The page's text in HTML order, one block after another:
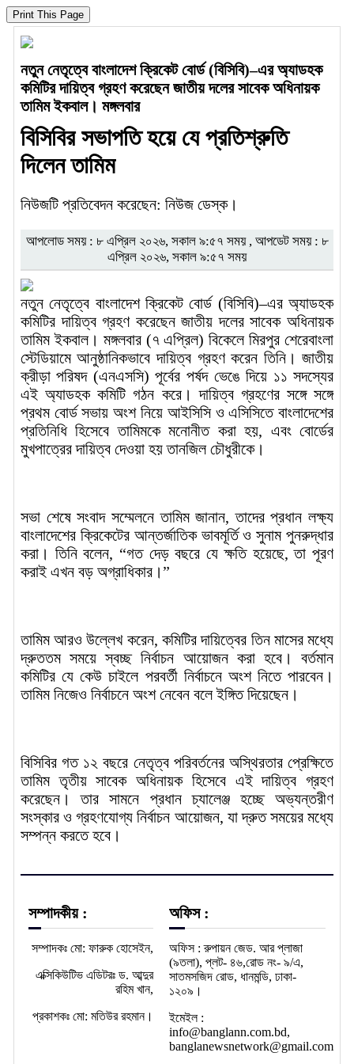
নতুন নেতৃত্বে বাংলাদেশ ক্রিকেট বোর্ড (বিসিবি)–এর অ্যাডহক
কমিটির দায়িত্ব গ্রহণ করেছেন জাতীয় দলের সাবেক অধিনায়ক
তামিম ইকবাল। মঙ্গলবার
বিসিবির সভাপতি হয়ে যে প্রতিশ্রুতি
দিলেন তামিম
নিউজটি প্রতিবেদন করেছেন: নিউজ ডেস্ক।
আপলোড সময় : ৮ এপ্রিল ২০২৬, সকাল ৯:৫৭ সময় , আপডেট সময় : ৮
এপ্রিল ২০২৬, সকাল ৯:৫৭ সময়
নতুন নেতৃত্বে বাংলাদেশ ক্রিকেট বোর্ড (বিসিবি)–এর অ্যাডহক
কমিটির দায়িত্ব গ্রহণ করেছেন জাতীয় দলের সাবেক অধিনায়ক
তামিম ইকবাল। মঙ্গলবার (৭ এপ্রিল) বিকেলে মিরপুর শেরেবাংলা
স্টেডিয়ামে আনুষ্ঠানিকভাবে দায়িত্ব গ্রহণ করেন তিনি। জাতীয়
ক্রীড়া পরিষদ (এনএসসি) পূর্বের পর্ষদ ভেঙে দিয়ে ১১ সদস্যের
এই অ্যাডহক কমিটি গঠন করে। দায়িত্ব গ্রহণের সঙ্গে সঙ্গে
প্রথম বোর্ড সভায় অংশ নিয়ে আইসিসি ও এসিসিতে বাংলাদেশের
প্রতিনিধি হিসেবে তামিমকে মনোনীত করা হয়, এবং বোর্ডের
মুখপাত্রের দায়িত্ব দেওয়া হয় তানজিল চৌধুরীকে।
সভা শেষে সংবাদ সম্মেলনে তামিম জানান, তাদের প্রধান লক্ষ্য
বাংলাদেশের ক্রিকেটের আন্তর্জাতিক ভাবমূর্তি ও সুনাম পুনরুদ্ধার
করা। তিনি বলেন, “গত দেড় বছরে যে ক্ষতি হয়েছে, তা পূরণ
করাই এখন বড় অগ্রাধিকার।”
তামিম আরও উল্লেখ করেন, কমিটির দায়িত্বের তিন মাসের মধ্যে
দ্রুততম সময়ে স্বচ্ছ নির্বাচন আয়োজন করা হবে। বর্তমান
কমিটির যে কেউ চাইলে পরবর্তী নির্বাচনে অংশ নিতে পারবেন।
তামিম নিজেও নির্বাচনে অংশ নেবেন বলে ইঙ্গিত দিয়েছেন।
বিসিবির গত ১২ বছরে নেতৃত্ব পরিবর্তনের অস্থিরতার প্রেক্ষিতে
তামিম তৃতীয় সাবেক অধিনায়ক হিসেবে এই দায়িত্ব গ্রহণ
করেছেন। তার সামনে প্রধান চ্যালেঞ্জ হচ্ছে অভ্যন্তরীণ
সংস্কার ও গ্রহণযোগ্য নির্বাচন আয়োজন, যা দ্রুত সময়ের মধ্যে
সম্পন্ন করতে হবে।
সম্পাদকীয় :
সম্পাদকঃ মো: ফারুক হোসেইন,
এক্সিকিউটিভ এডিটরঃ ড. আব্দুর
রহিম খান,
প্রকাশকঃ মো: মতিউর রহমান।
অফিস :
অফিস : রুপায়ন জেড. আর প্লাজা
(৯তলা), প্লট- ৪৬,রোড নং- ৯/এ,
সাতমসজিদ রোড, ধানমন্ডি, ঢাকা-
১২০৯।
ইমেইল :
info@banglann.com.bd,
banglanewsnetwork@gmail.com